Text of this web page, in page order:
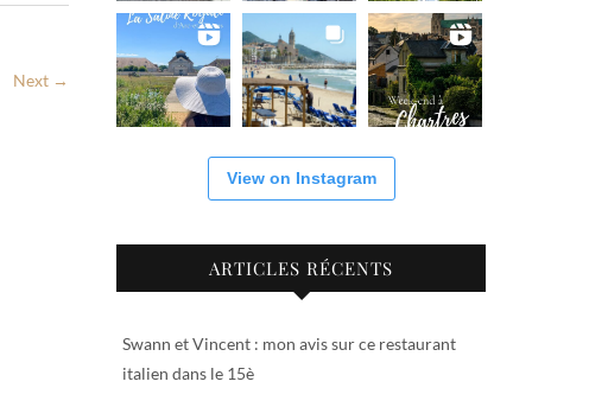
Next →
View on Instagram
ARTICLES RÉCENTS
Swann et Vincent : mon avis sur ce restaurant
italien dans le 15è